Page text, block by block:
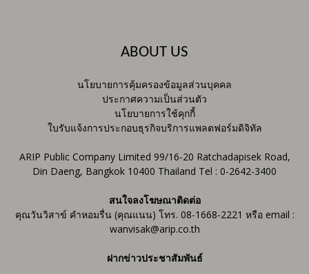
ABOUT US
นโยบายการคุ้มครองข้อมูลส่วนบุคคล
ประกาศความเป็นส่วนตัว
นโยบายการใช้คุกกี้
ใบรับแจ้งการประกอบธุรกิจบริการแพลตฟอร์มดิจิทัล
ARIP Public Company Limited 99/16-20 Ratchadapisek Road,
Din Daeng, Bangkok 10400 Thailand Tel : 0-2642-3400
สนใจลงโฆษณาติดต่อ
คุณวันวิสาข์ คำหอมรื่น (คุณแนน) โทร. 08-1668-2221 หรือ email :
wanvisak@arip.co.th
ฝากข่าวประชาสัมพันธ์